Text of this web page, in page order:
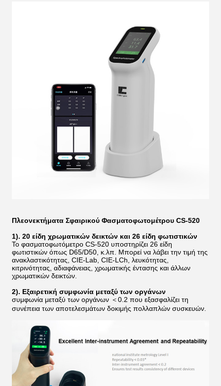
Πλεονεκτήματα Σφαιρικού Φασματοφωτομέτρου CS-520
1). 20 είδη χρωματικών δεικτών και 26 είδη φωτιστικών
Το φασματοφωτόμετρο CS-520 υποστηρίζει 26 είδη
φωτιστικών όπως D65/D50, κ.λπ. Μπορεί να λάβει την τιμή της
ανακλαστικότητας, CIE-Lab, CIE-LCh, λευκότητας,
κιτρινότητας, αδιαφάνειας, χρωματικής έντασης και άλλων
χρωματικών δεικτών.
2). Εξαιρετική συμφωνία μεταξύ των οργάνων
συμφωνία μεταξύ των οργάνων ＜0.2 που εξασφαλίζει τη
συνέπεια των αποτελεσμάτων δοκιμής πολλαπλών συσκευών.